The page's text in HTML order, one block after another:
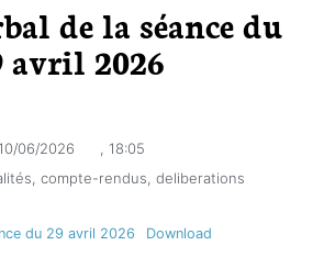
de la séance du
avril 2026
06/2026 , 18:05
, compte-rendus, deliberations
du 29 avril 2026 Download